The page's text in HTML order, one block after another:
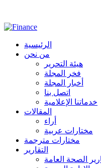
الرئيسية
من نحن
هيئة التحرير
فخر المجلة
أخبار المجلة
اتصل بنا
خدماتنا الإعلامية
المقالات
أراء
مختارات عربية
مختارات مترجمة
التقارير
الصحة العامة